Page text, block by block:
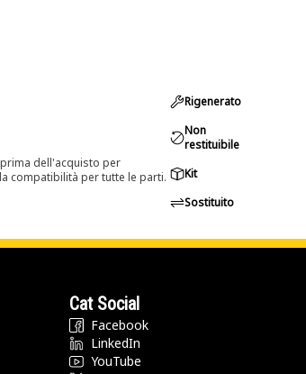
dell'acquisto per
compatibilità per tutte le parti.
Rigenerato
Non
restituibile
Kit
Sostituito
Cat Social
Facebook
LinkedIn
YouTube